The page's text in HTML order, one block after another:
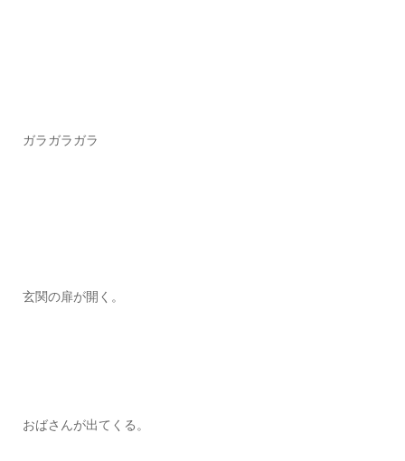
ガラガラガラ
玄関の扉が開く。
おばさんが出てくる。